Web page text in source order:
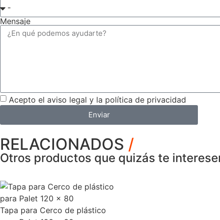
Mensaje
Acepto el aviso legal y la política de privacidad
Enviar
RELACIONADOS /
Otros productos que quizás te
Tapa para Cerco de plástico